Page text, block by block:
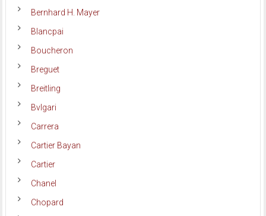
Bernhard H. Mayer
Blancpai
Boucheron
Breguet
Breitling
Bvlgari
Carrera
Cartier Bayan
Cartier
Chanel
Chopard